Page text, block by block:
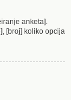
anketa].
[broj] koliko opcija